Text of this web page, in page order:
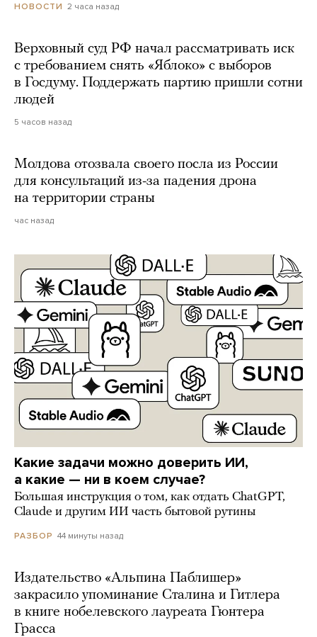
НОВОСТИ 2 часа назад
Верховный суд РФ начал рассматривать иск
с требованием снять «Яблоко» с выборов
в Госдуму. Поддержать партию пришли сотни
людей
5 часов назад
Молдова отозвала своего посла из России
для консультаций из-за падения дрона
на территории страны
час назад
Какие задачи можно доверить ИИ,
а какие — ни в коем случае?
Большая инструкция о том, как отдать ChatGPT,
Claude и другим ИИ часть бытовой рутины
РАЗБОР 44 минуты назад
Издательство «Альпина Паблишер»
закрасило упоминание Сталина и Гитлера
в книге нобелевского лауреата Гюнтера
Грасса